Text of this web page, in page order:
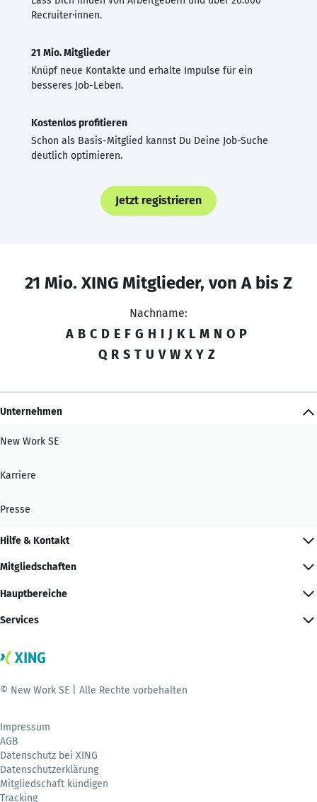
Recruiter·innen.
21 Mio. Mitglieder
Knüpf neue Kontakte und erhalte Impulse für ein
besseres Job-Leben.
Kostenlos profitieren
Schon als Basis-Mitglied kannst Du Deine Job-Suche
deutlich optimieren.
Jetzt registrieren
21 Mio. XING Mitglieder, von A bis Z
Nachname:
A B C D E F G H I J K L M N O P
Q R S T U V W X Y Z
Unternehmen
New Work SE
Karriere
Presse
Hilfe & Kontakt
Mitgliedschaften
Hauptbereiche
Services
© New Work SE | Alle Rechte vorbehalten
Impressum
AGB
Datenschutz bei XING
Datenschutzerklärung
Mitgliedschaft kündigen
Tracking